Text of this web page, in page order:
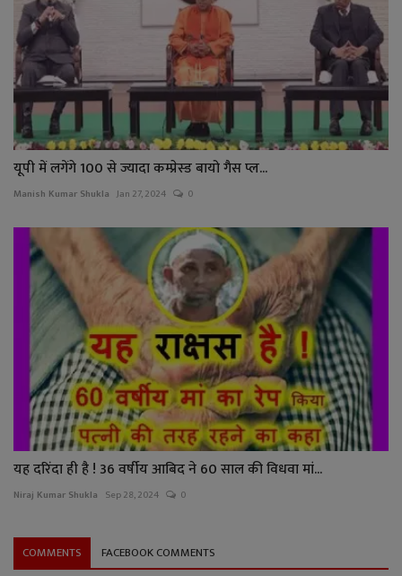
यूपी में लगेंगे 100 से ज्यादा कम्‍प्रेस्‍ड बायो गैस प्ल...
Manish Kumar Shukla Jan 27, 2024 0
यह दरिंदा ही है ! 36 वर्षीय आबिद ने 60 साल की विधवा मां...
Niraj Kumar Shukla Sep 28, 2024 0
COMMENTS FACEBOOK COMMENTS